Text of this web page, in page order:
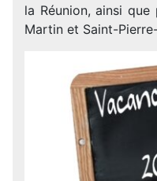
la Réunion, ainsi
Martin et Saint-